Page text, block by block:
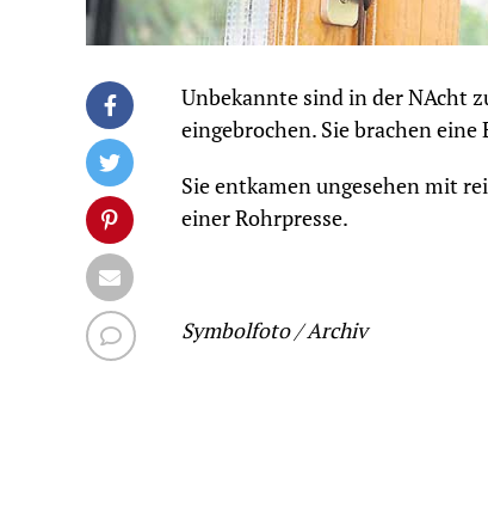
Unbekannte sind in der NAcht
eingebrochen. Sie brachen
Sie entkamen ungesehen mit
einer Rohrpresse.
Symbolfoto / Archiv